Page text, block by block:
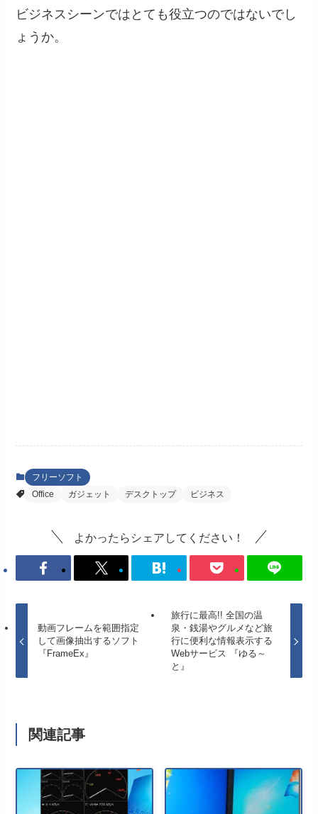
ビジネスシーンではとても役立つのではないでし
ょうか。
フリーソフト
Office
ガジェット デスクトップ ビジネス
よかったらシェアしてください！
動画フレームを範囲指定
して画像抽出するソフト
『FrameEx』
旅行に最高!! 全国の温
泉・銭湯やグルメなど旅
行に便利な情報表示する
Webサービス 『ゆる～
と』
関連記事